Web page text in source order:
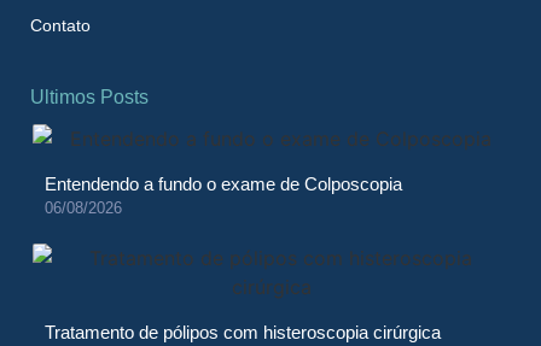
Contato
Ultimos Posts
Entendendo a fundo o exame de Colposcopia
06/08/2026
Tratamento de pólipos com histeroscopia cirúrgica